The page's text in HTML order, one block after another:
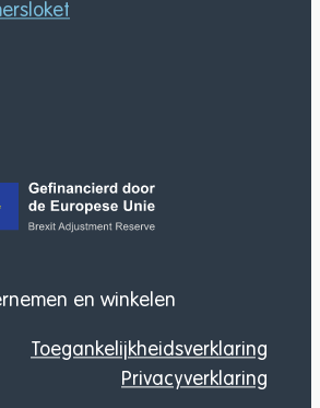
en winkelen
Toegankelijkheidsverklaring
Privacyverklaring